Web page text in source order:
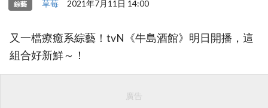
綜藝 草莓 2021年7月11日 14:00
又一檔療癒系綜藝！tvN《牛島酒館》明日開播，這
組合好新鮮～！
廣告